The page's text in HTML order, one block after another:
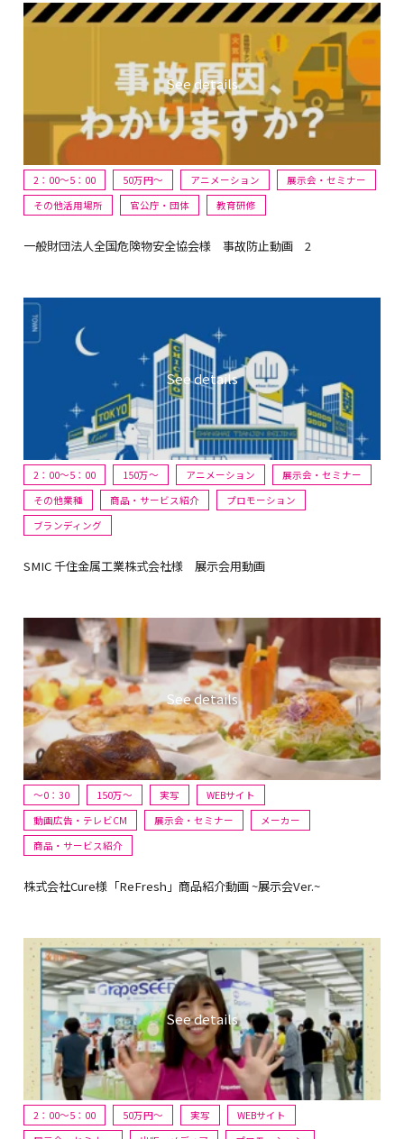
2：00～5：00 50万円〜 アニメーション
展示会・セミナー
その他活用場所
官公庁・団体 教育研修
一般財団法人全国危険物安全協会様 事故防止動画 2
2：00～5：00 150万〜 アニメーション
展示会・セミナー
その他業種
商品・サービス紹介
プロモーション
ブランディング
SMIC 千住金属工業株式会社様 展示会用動画
～0：30 150万〜 実写
WEBサイト
動画広告・テレビCM
展示会・セミナー
メーカー
商品・サービス紹介
株式会社Cure様「ReFresh」商品紹介動画 ~展示会Ver.~
2：00～5：00 50万円〜 実写
WEBサイト